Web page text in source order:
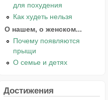
для похудения
Как худеть нельзя
О нашем, о женском...
Почему появляются
прыщи
О семье и детях
Достижения